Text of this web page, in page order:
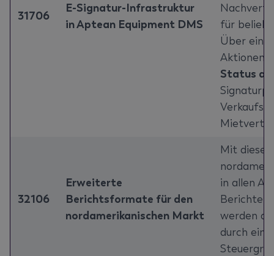
31706
E-Signatur-Infrastruktur
in Aptean Equipment DMS
für
Über eine
Aktionen
Status
32106
Erweiterte
Berichtsformate für den
nordamerikanischen Markt
Mit
in allen
Berichten
werden
durch